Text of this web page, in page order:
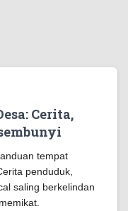
Cerita,
tempat
penduduk,
saling berkelindan